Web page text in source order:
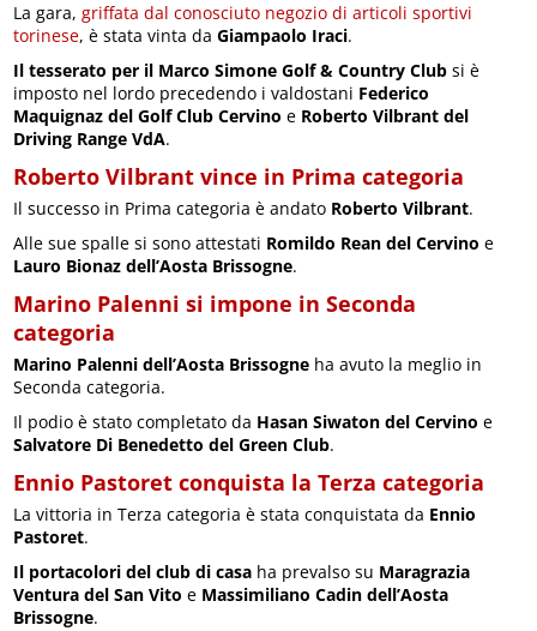
La gara,griffata dal conosciuto negozio di articoli sportivi
torinese, è stata vinta daGiampaolo Iraci.
Il tesserato per il Marco Simone Golf & Country Club si è
imposto nel lordo precedendo i valdostani Federico
Maquignaz del Golf Club Cervino e Roberto Vilbrant del
Driving Range VdA.
Roberto Vilbrant vince in Prima categoria
Il successo in Prima categoria è andato Roberto Vilbrant.
Alle sue spalle si sono attestati Romildo Rean del Cervino e
Lauro Bionaz dell’Aosta Brissogne.
Marino Palenni si impone in Seconda
categoria
Marino Palenni dell’Aosta Brissogne ha avuto la meglio in
Seconda categoria.
Il podio è stato completato da Hasan Siwaton del Cervino e
Salvatore Di Benedetto del Green Club.
Ennio Pastoret conquista la Terza categoria
La vittoria in Terza categoria è stata conquistata da Ennio
Pastoret.
Il portacolori del club di casa ha prevalso su Maragrazia
Ventura del San Vito e Massimiliano Cadin dell’Aosta
Brissogne.